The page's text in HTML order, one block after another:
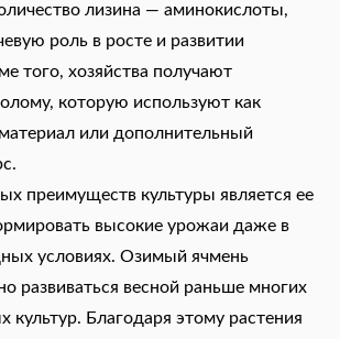
лизина — аминокислоты,
роль в росте и развитии
того, хозяйства получают
которую используют как
или дополнительный
преимуществ культуры является ее
высокие урожаи даже в
условиях. Озимый ячмень
развиваться весной раньше многих
культур. Благодаря этому растения